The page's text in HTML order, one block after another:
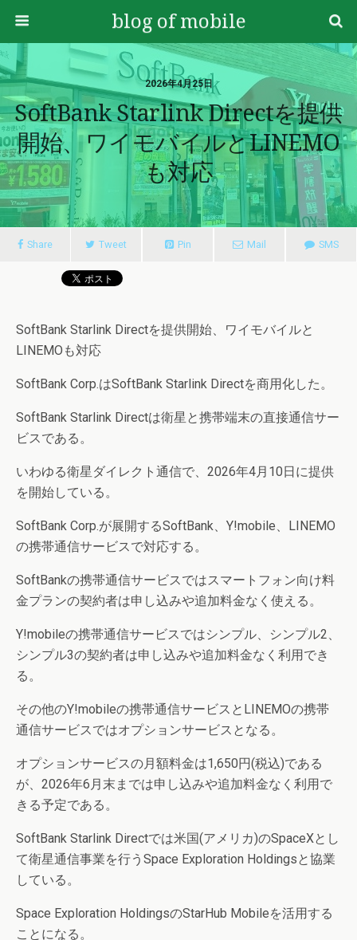
blog of mobile
2026年4月25日
SoftBank Starlink Directを提供
開始、ワイモバイルとLINEMO
も対応
Share Tweet Pin Mail SMS
SoftBank Starlink Directを提供開始、ワイモバイルと
LINEMOも対応
SoftBank Corp.はSoftBank Starlink Directを商用化した。
SoftBank Starlink Directは衛星と携帯端末の直接通信サー
ビスである。
いわゆる衛星ダイレクト通信で、2026年4月10日に提供
を開始している。
SoftBank Corp.が展開するSoftBank、Y!mobile、LINEMO
の携帯通信サービスで対応する。
SoftBankの携帯通信サービスではスマートフォン向け料
金プランの契約者は申し込みや追加料金なく使える。
Y!mobileの携帯通信サービスではシンプル、シンプル2、
シンプル3の契約者は申し込みや追加料金なく利用でき
る。
その他のY!mobileの携帯通信サービスとLINEMOの携帯
通信サービスではオプションサービスとなる。
オプションサービスの月額料金は1,650円(税込)である
が、2026年6月末までは申し込みや追加料金なく利用で
きる予定である。
SoftBank Starlink Directでは米国(アメリカ)のSpaceXとし
て衛星通信事業を行うSpace Exploration Holdingsと協業
している。
Space Exploration HoldingsのStarHub Mobileを活用する
ことになる。